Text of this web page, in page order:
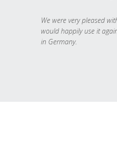
We were very pleased
would happily use it
in Germany.